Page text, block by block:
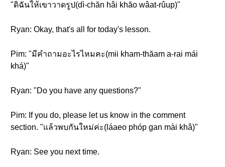
"ดิฉันให้เขาวาดรูป(dì-chăn hâi khăo wâat-rûup)"
Ryan: Okay, that's all for today's lesson.
Pim: "มีคำถามอะไรไหมคะ(mii kham-thăam a-rai mái
khá)"
Ryan: "Do you have any questions?"
Pim: If you do, please let us know in the comment
section. "แล้วพบกันใหม่ค่ะ(láaeo phóp gan mài khâ)"
Ryan: See you next time.